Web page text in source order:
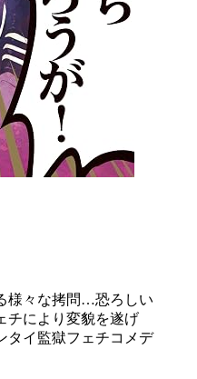
様々な拷問…恐ろしい
チにより変貌を遂げ
タイ監獄フェチコメデ